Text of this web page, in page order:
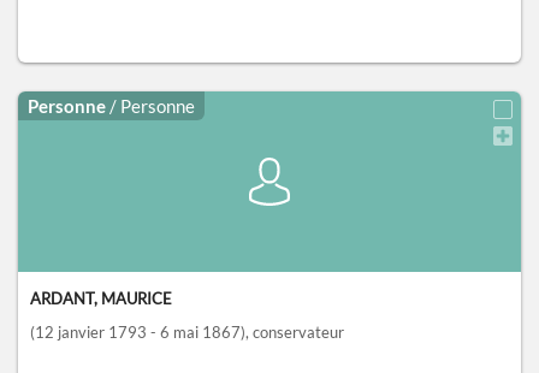
Personne / Personne
ARDANT, MAURICE
(12 janvier 1793 - 6 mai 1867), conservateur